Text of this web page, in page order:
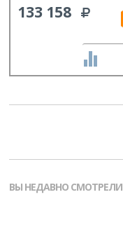
133 158
ВЫ НЕДАВНО СМОТРЕЛИ